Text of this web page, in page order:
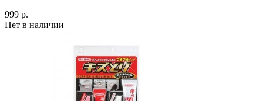
999 р.
Нет в наличии